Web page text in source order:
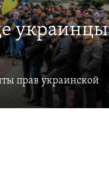
украинцы
прав украинской